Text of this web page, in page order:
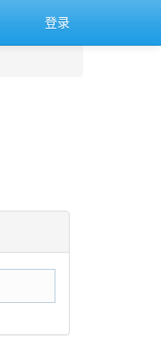
登录